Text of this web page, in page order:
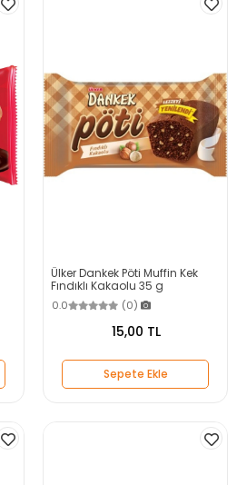
Ülker Dankek Pöti Muffin Kek
Fındıklı Kakaolu 35 g
0.0 (0)
15,00 TL
Sepete Ekle